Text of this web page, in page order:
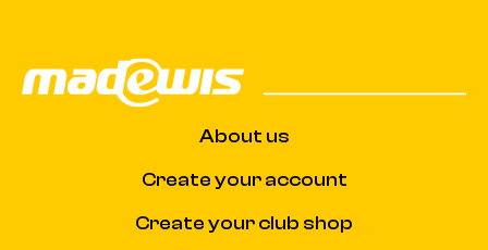
About us
Create your account
Create your club shop